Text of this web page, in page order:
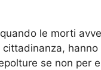
le morti
se non per